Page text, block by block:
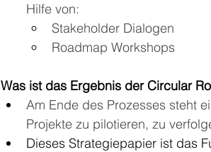
Hilfe von:
Stakeholder Dialogen
Roadmap Workshops
Was ist das Ergebnis der Circular
Am Ende des Prozesses steht
Projekte zu pilotieren, zu
Dieses Strategiepapier ist das